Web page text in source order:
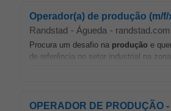
Operador(a) de produção (m/f/
Randstad - Águeda - randstad.com
Procura um desafio na produção e
de referência no setor industrial na zona
OPERADOR DE PRODUÇÃO